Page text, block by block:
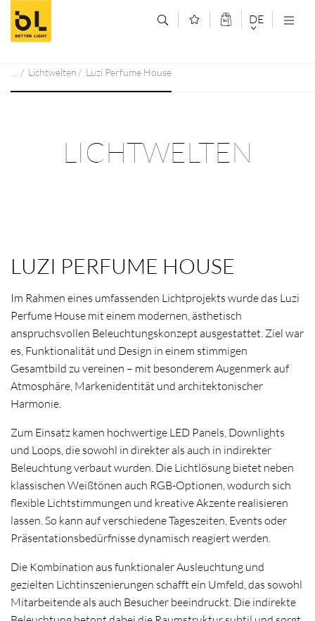
Zum Inhalt springen (Alt+0)
Zum Hauptmenü springen (Alt+1) DE
Lichtwelten Luzi Perfume House
LICHTWELTEN
LUZI PERFUME HOUSE
Im Rahmen eines umfassenden Lichtprojekts wurde das Luzi
Perfume House mit einem modernen, ästhetisch
anspruchsvollen Beleuchtungskonzept ausgestattet. Ziel war
es, Funktionalität und Design in einem stimmigen
Gesamtbild zu vereinen – mit besonderem Augenmerk auf
Atmosphäre, Markenidentität und architektonischer
Harmonie.
Zum Einsatz kamen hochwertige LED Panels, Downlights
und Loops, die sowohl in direkter als auch in indirekter
Beleuchtung verbaut wurden. Die Lichtlösung bietet neben
klassischen Weißtönen auch RGB-Optionen, wodurch sich
flexible Lichtstimmungen und kreative Akzente realisieren
lassen. So kann auf verschiedene Tageszeiten, Events oder
Präsentationsbedürfnisse dynamisch reagiert werden.
Die Kombination aus funktionaler Ausleuchtung und
gezielten Lichtinszenierungen schafft ein Umfeld, das sowohl
Mitarbeitende als auch Besucher beeindruckt. Die indirekte